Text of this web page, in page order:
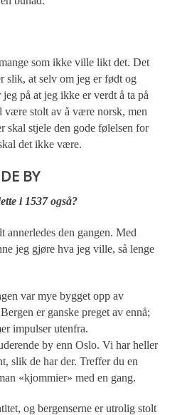
som ikke ville likt det. Det
slik, at selv om jeg er født og
på at jeg ikke er verdt å ta på
være stolt av å være norsk, men
skal stjele den gode følelsen for
det ikke være.
BY
i 1537 også?
annerledes den gangen. Med
jeg gjøre hva jeg ville, så lenge
var mye bygget opp av
er ganske preget av ennå;
impulser utenfra.
by enn Oslo. Vi har heller
slik de har der. Treffer du en
«kjommier» med en gang.
og bergenserne er utrolig stolt